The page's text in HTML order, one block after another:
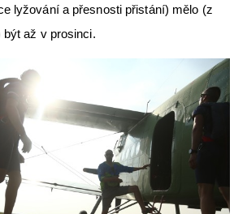
lyžování a přesnosti přistání) mělo (z
být až v prosinci.
Letecká muzea
VFR Communication app
The SAFE Guide app
Nabídky práce v letectví
Inzerujte s námi
E-SHOP